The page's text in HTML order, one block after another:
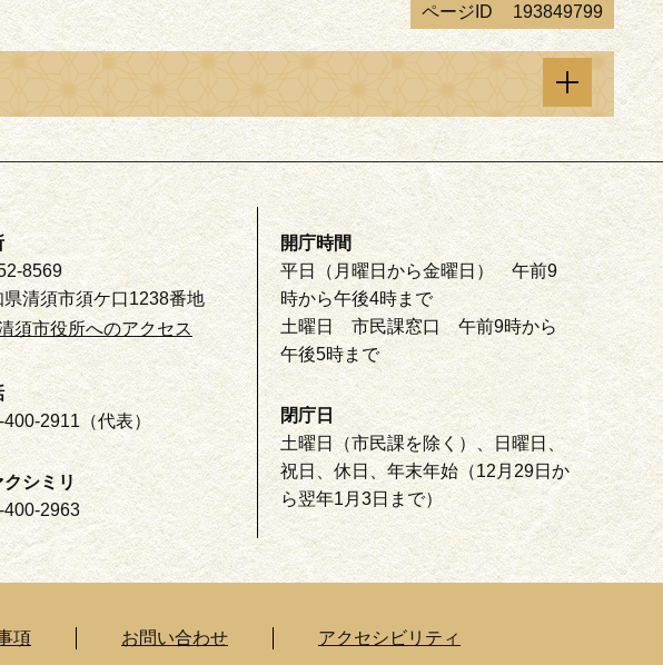
ページID 193849799
8569
県清須市須ケ口1238番地
須市役所へのアクセス
400-2911（代表）
クシミリ
400-2963
開庁時間
平日（月曜日から金曜日） 午前9
時から午後4時まで
土曜日 市民課窓口 午前9時から
午後5時まで
閉庁日
土曜日（市民課を除く）、日曜日、
祝日、休日、年末年始（12月29日か
ら翌年1月3日まで）
項 お問い合わせ アクセシビリティ